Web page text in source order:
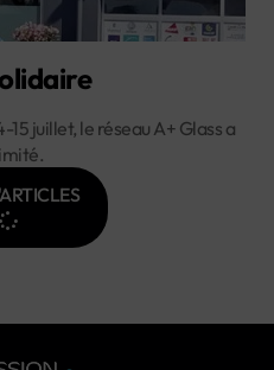
15 juillet, le réseau A+ Glass a